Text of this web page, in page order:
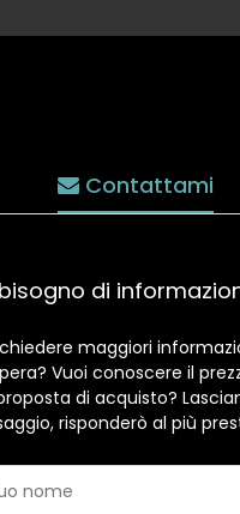
Contattami
di
maggiori
Vuoi conoscere il
di acquisto?
risponderò al più